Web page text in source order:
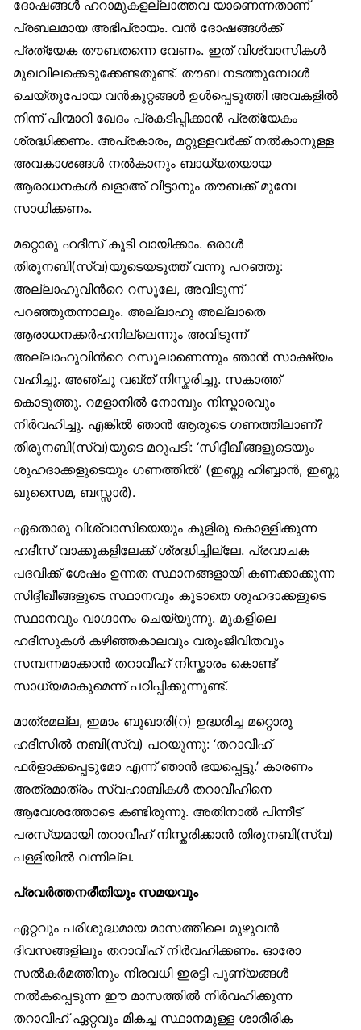
ദോഷങ്ങള്‍ ഹറാമുകളല്ലാത്തവ യാണെന്നതാണ്
പ്രബലമായ അഭിപ്രായം. വന്‍ ദോഷങ്ങള്‍ക്ക്
പ്രത്യേക തൗബതന്നെ വേണം. ഇത് വിശ്വാസികള്‍
മുഖവിലക്കെടുക്കേണ്ടതുണ്ട്. തൗബ നടത്തുമ്പോള്‍
ചെയ്തുപോയ വന്‍കുറ്റങ്ങള്‍ ഉള്‍പ്പെടുത്തി അവകളില്‍
നിന്ന് പിന്മാറി ഖേദം പ്രകടിപ്പിക്കാന്‍ പ്രത്യേകം
ശ്രദ്ധിക്കണം. അപ്രകാരം, മറ്റുള്ളവര്‍ക്ക് നല്‍കാനുള്ള
അവകാശങ്ങള്‍ നല്‍കാനും ബാധ്യതയായ
ആരാധനകള്‍ ഖളാഅ് വീട്ടാനും തൗബക്ക് മുമ്പേ
സാധിക്കണം.
മറ്റൊരു ഹദീസ് കൂടി വായിക്കാം. ഒരാള്‍
തിരുനബി(സ്വ)യുടെയടുത്ത് വന്നു പറഞ്ഞു:
അല്ലാഹുവിന്‍റെ റസൂലേ, അവിടുന്ന്
പറഞ്ഞുതന്നാലും. അല്ലാഹു അല്ലാതെ
ആരാധനക്കര്‍ഹനില്ലെന്നും അവിടുന്ന്
അല്ലാഹുവിന്‍റെ റസൂലാണെന്നും ഞാന്‍ സാക്ഷ്യം
വഹിച്ചു. അഞ്ചു വഖ്ത് നിസ്കരിച്ചു. സകാത്ത്
കൊടുത്തു. റമളാനില്‍ നോമ്പും നിസ്കാരവും
നിര്‍വഹിച്ചു. എങ്കില്‍ ഞാന്‍ ആരുടെ ഗണത്തിലാണ്?
തിരുനബി(സ്വ)യുടെ മറുപടി: ‘സിദ്ദീഖീങ്ങളുടെയും
ശുഹദാക്കളുടെയും ഗണത്തില്‍’ (ഇബ്നു ഹിബ്ബാന്‍, ഇബ്നു
ഖുസൈമ, ബസ്സാര്‍).
ഏതൊരു വിശ്വാസിയെയും കുളിരു കൊള്ളിക്കുന്ന
ഹദീസ് വാക്കുകളിലേക്ക് ശ്രദ്ധിച്ചില്ലേ. പ്രവാചക
പദവിക്ക് ശേഷം ഉന്നത സ്ഥാനങ്ങളായി കണക്കാക്കുന്ന
സിദ്ദീഖീങ്ങളുടെ സ്ഥാനവും കൂടാതെ ശുഹദാക്കളുടെ
സ്ഥാനവും വാഗ്ദാനം ചെയ്യുന്നു. മുകളിലെ
ഹദീസുകള്‍ കഴിഞ്ഞകാലവും വരുംജീവിതവും
സമ്പന്നമാക്കാന്‍ തറാവീഹ് നിസ്കാരം കൊണ്ട്
സാധ്യമാകുമെന്ന് പഠിപ്പിക്കുന്നുണ്ട്.
മാത്രമല്ല, ഇമാം ബുഖാരി(റ) ഉദ്ധരിച്ച മറ്റൊരു
ഹദീസില്‍ നബി(സ്വ) പറയുന്നു: ‘തറാവീഹ്
ഫര്‍ളാക്കപ്പെടുമോ എന്ന് ഞാന്‍ ഭയപ്പെട്ടു.’ കാരണം
അത്രമാത്രം സ്വഹാബികള്‍ തറാവീഹിനെ
ആവേശത്തോടെ കണ്ടിരുന്നു. അതിനാല്‍ പിന്നീട്
പരസ്യമായി തറാവീഹ് നിസ്കരിക്കാന്‍ തിരുനബി(സ്വ)
പള്ളിയില്‍ വന്നില്ല.
പ്രവര്‍ത്തനരീതിയും സമയവും
ഏറ്റവും പരിശുദ്ധമായ മാസത്തിലെ മുഴുവന്‍
ദിവസങ്ങളിലും തറാവീഹ് നിര്‍വഹിക്കണം. ഓരോ
സല്‍കര്‍മത്തിനും നിരവധി ഇരട്ടി പുണ്യങ്ങള്‍
നല്‍കപ്പെടുന്ന ഈ മാസത്തില്‍ നിര്‍വഹിക്കുന്ന
തറാവീഹ് ഏറ്റവും മികച്ച സ്ഥാനമുള്ള ശാരീരിക